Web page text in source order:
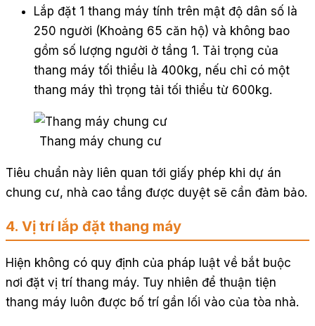
Lắp đặt 1 thang máy tính trên mật độ dân số là
250 người (Khoảng 65 căn hộ) và không bao
gồm số lượng người ở tầng 1. Tải trọng của
thang máy tối thiểu là 400kg, nếu chỉ có một
thang máy thì trọng tải tối thiểu từ 600kg.
Thang máy chung cư
Tiêu chuẩn này liên quan tới giấy phép khi dự án
chung cư, nhà cao tầng được duyệt sẽ cần đảm bảo.
4. Vị trí lắp đặt thang máy
Hiện không có quy định của pháp luật về bắt buộc
nơi đặt vị trí thang máy. Tuy nhiên để thuận tiện
thang máy luôn được bố trí gần lối vào của tòa nhà.